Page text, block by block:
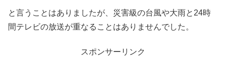
と言うことはありましたが、災害級の台風や大雨と24時
間テレビの放送が重なることはありませんでした。
スポンサーリンク